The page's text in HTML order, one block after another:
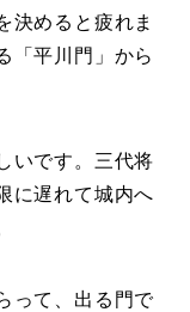
決めると疲れま
「平川門」から
いです。三代将
に遅れて城内へ
って、出る門で